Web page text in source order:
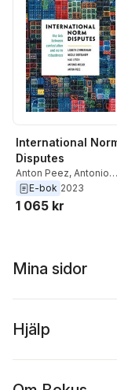
International
Disputes
Anton Peez, Antonio
Arcudi,Max Lesch
Nicole Deitelhoff
E-bok 2023
1 065 kr
Mina sidor
Hjälp